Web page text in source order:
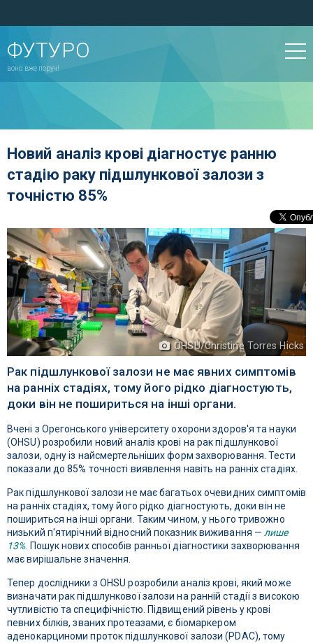
ФУТУРО
воно вже поруч!
Новий аналіз крові діагностує ранню
стадію раку підшлункової залози з
точністю 85%
OHSU/Christine Torres Hicks
Рак підшлункової залози не має явних симптомів
на ранніх стадіях, тому його рідко діагностують,
доки він не пошириться на інші органи.
Вчені з Орегонського університету охорони здоров'я та науки
(OHSU) розробили новий аналіз крові на рак підшлункової
залози, одну із найсмертельніших форм захворювання. Тести
показали до 85% точності виявлення навіть на ранніх стадіях.
Рак підшлункової залози не має багатьох очевидних симптомів
на ранніх стадіях, тому його рідко діагностують, доки він не
пошириться на інші органи. Таким чином, у нього тривожно
низький п'ятирічний відносний показник виживання —лише
13%. Пошук нових способів ранньої діагностики захворювання
має вирішальне значення.
Тепер дослідники з OHSU розробили аналіз крові, який може
визначати рак підшлункової залози на ранній стадії з високою
чутливістю та специфічністю. Підвищений рівень у крові
певних білків, званих протеазами, є біомаркером
аденокарциноми проток підшлункової залози (PDAC), тому